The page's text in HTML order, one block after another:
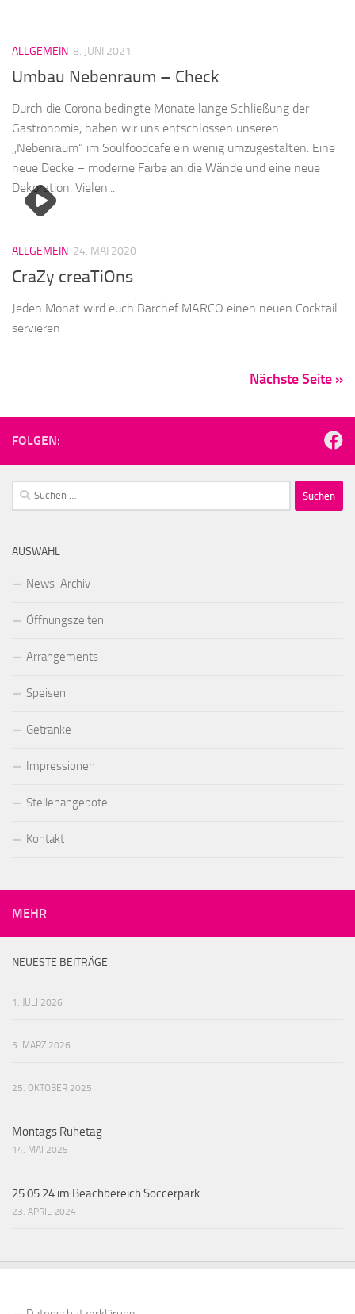
ALLGEMEIN 8. JUNI 2021
Umbau Nebenraum – Check
Durch die Corona bedingte Monate lange Schließung der
Gastronomie, haben wir uns entschlossen unseren
,,Nebenraum“ im Soulfoodcafe ein wenig umzugestalten. Eine
neue Decke – moderne Farbe an die Wände und eine neue
Dekoration. Vielen...
ALLGEMEIN 24. MAI 2020
CraZy creaTiOns
Jeden Monat wird euch Barchef MARCO einen neuen Cocktail
servieren
Nächste Seite »
FOLGEN:
Suchen
nach:
AUSWAHL
News-Archiv
Öffnungszeiten
Arrangements
Speisen
Getränke
Impressionen
Stellenangebote
Kontakt
MEHR
NEUESTE BEITRÄGE
1. JULI 2026
5. MÄRZ 2026
25. OKTOBER 2025
Montags Ruhetag
14. MAI 2025
25.05.24 im Beachbereich Soccerpark
23. APRIL 2024